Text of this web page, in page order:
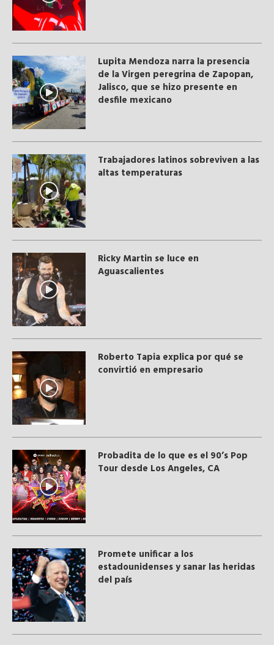
Lupita Mendoza narra la presencia
de la Virgen peregrina de Zapopan,
Jalisco, que se hizo presente en
desfile mexicano
Trabajadores latinos sobreviven a las
altas temperaturas
Ricky Martin se luce en
Aguascalientes
Roberto Tapia explica por qué se
convirtió en empresario
Probadita de lo que es el 90’s Pop
Tour desde Los Angeles, CA
Promete unificar a los
estadounidenses y sanar las heridas
del país